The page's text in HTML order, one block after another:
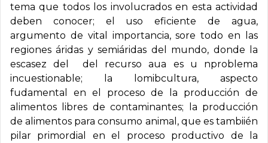
tema que todos los involucrados en esta actividad
deben conocer; el uso eficiente de agua,
argumento de vital importancia, sore todo en las
regiones áridas y semiáridas del mundo, donde la
escasez del del recurso aua es u nproblema
incuestionable; la lomibcultura, aspecto
fudamental en el proceso de la producción de
alimentos libres de contaminantes; la producción
de alimentos para consumo animal, que es tambiién
pilar primordial en el proceso productivo de la